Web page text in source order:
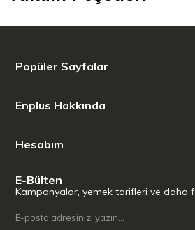
Popüler Sayfalar
Enplus Hakkında
Hesabım
E-Bülten
Kampanyalar, yemek tarifleri ve daha